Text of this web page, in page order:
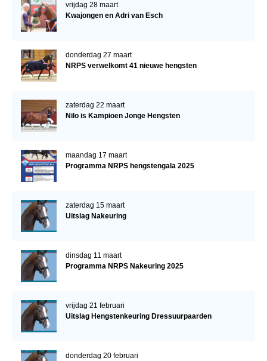
vrijdag 28 maart
Kwajongen en Adri van Esch
donderdag 27 maart
NRPS verwelkomt 41 nieuwe hengsten
zaterdag 22 maart
Nilo is Kampioen Jonge Hengsten
maandag 17 maart
Programma NRPS hengstengala 2025
zaterdag 15 maart
Uitslag Nakeuring
dinsdag 11 maart
Programma NRPS Nakeuring 2025
vrijdag 21 februari
Uitslag Hengstenkeuring Dressuurpaarden
donderdag 20 februari